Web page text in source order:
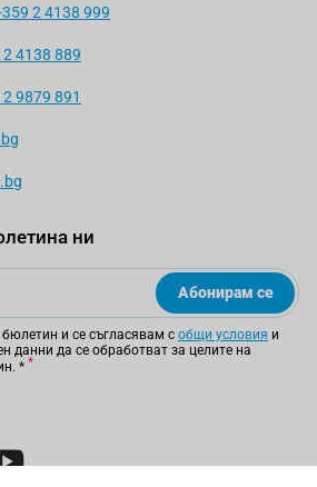
2 4138 999
4138 889
9879 891
ни
Абонирам се
и се съгласявам с общи условия и
данни да се обработват за целите на
*